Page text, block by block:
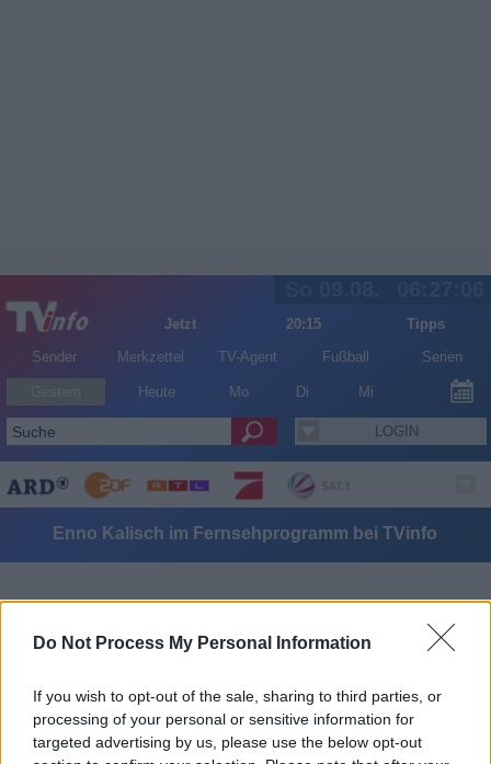
Do Not Process My Personal Information
If you wish to opt-out of the sale, sharing to third parties, or
processing of your personal or sensitive information for
targeted advertising by us, please use the below opt-out
Jetzt 20:15
Tipps
Sender
Merkzettel TV-Agent Fußball Serien
Heute Mo Di Mi
LOGIN
Alle Sender
Enno Kalisch im Fernsehprogramm bei TVinfo